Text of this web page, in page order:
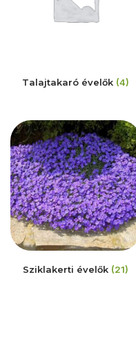
Talajtakaró évelők (4)
Sziklakerti évelők (21)